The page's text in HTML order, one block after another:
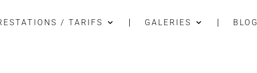
/ TARIFS GALERIES BLOG